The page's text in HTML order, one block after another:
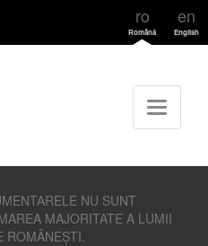
ro
Română
en
English
NU SUNT
MAJORITATE A LUMII
ROMÂNEȘTI.